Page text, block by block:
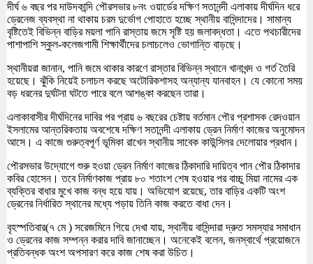
দীর্ঘ ৬ বছর পর দাউদকান্দি পৌরসভার ৮নং ওয়ার্ডের দক্ষিণ সতানন্দী এলাকায় দীর্ঘদিন ধরে
ড্রেনেজ ব্যবস্থা না থাকায় চরম দুর্ভোগ পোহাতে হচ্ছে স্থানীয় বাসিন্দাদের। সামান্য
বৃষ্টিতেই বিভিন্ন বাড়ির ময়লা পানি রাস্তায় জমে সৃষ্টি হয় জলাবদ্ধতা। এতে পথচারীদের
পাশাপাশি স্কুল-কলেজগামী শিক্ষার্থীদের চলাচলেও ভোগান্তি বাড়ছে।
স্থানীয়রা জানান, পানি জমে থাকার কারণে রাস্তার বিভিন্ন স্থানে খানাখন্দ ও গর্ত তৈরি
হয়েছে। ঝুঁকি নিয়েই চলাচল করছে অটোরিকশাসহ অন্যান্য যানবাহন। যে কোনো সময়
বড় ধরনের দুর্ঘটনা ঘটতে পারে বলে আশঙ্কা করছেন তারা।
এলাকাবাসীর দীর্ঘদিনের দাবির পর প্রায় ৬ বছরের চেষ্টায় বর্তমান পৌর প্রশাসক রেদওয়ান
ইসলামের আন্তরিকতায় অবশেষে দক্ষিণ সতানন্দী এলাকায় ড্রেন নির্মাণ কাজের অনুমোদন
আসে। এ কাজে গুরুত্বপূর্ণ ভূমিকা রাখেন স্থানীয় সাবেক কাউন্সিলর দেলোয়ার প্রধান।
পৌরসভার উদ্যোগে শুরু হওয়া ড্রেন নির্মাণ কাজের ঠিকাদারি দায়িত্ব পান পৌর ঠিকাদার
কবির হোসেন। তবে নির্মাণকাজ প্রায় ৮০ শতাংশ শেষ হওয়ার পর বাচ্চু মিয়া নামের এক
ব্যক্তির বাধার মুখে কাজ বন্ধ হয়ে যায়। অভিযোগ রয়েছে, তার বাড়ির একটি অংশ
ড্রেনের নির্ধারিত স্থানের মধ্যে পড়ায় তিনি কাজ করতে বাধা দেন।
বৃহস্পতিবার(৭ মে ) সরেজমিনে গিয়ে দেখা যায়, স্থানীয় বাসিন্দারা দ্রুত সমস্যার সমাধান
ও ড্রেনের কাজ সম্পন্ন করার দাবি জানাচ্ছেন। অনেকেই বলেন, জনস্বার্থে প্রয়োজনে
প্রতিবন্ধক অংশ অপসারণ করে কাজ শেষ করা উচিত।